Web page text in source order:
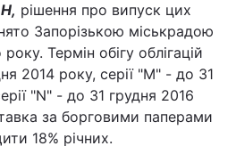
Статті
Думки
Вакансії
рішення про випуск цих
Запорізькою міськрадою
Термін обігу облігацій
2014 року, серії "M" - до 31
"N" - до 31 грудня 2016
за борговими паперами
18% річних.